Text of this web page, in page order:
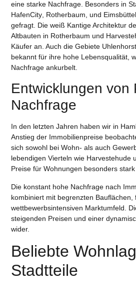
eine starke Nachfrage. Besonders in
HafenCity Rotherbaum , und Eimsbüttel
gefragt. Dieweiß Kantige Architektur
Altbauten in Rotherbaum und
Käufer an. Auch die Gebiete Uhlenhorst
bekannt für ihre hohe Lebensqualität,
Nachfrage ankurbelt.
Entwicklungen von
Nachfrage
In den letzten Jahren haben wir in
Anstieg der Immobilienpreise
sich sowohl bei Wohn- als auch
lebendigen Vierteln wie Harvestehude
Preise für Wohnungen besonders
Die konstant hohe Nachfrage nach
kombiniert mit begrenzten Bauflächen,
wettbewerbsintensiven Marktumfeld.
steigenden Preisen und einer
wider.
Beliebte
Stadtteile